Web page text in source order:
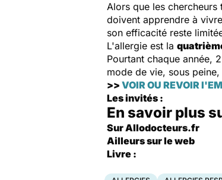
Alors que les
doivent apprendre à
son efficacité reste
L'allergie est la
Pourtant chaque année,
mode de vie, sous
>> VOIR OU REVOIR
Les invités :
En savoir plus
Sur Allodocteurs.fr
Ailleurs sur le web
Livre :